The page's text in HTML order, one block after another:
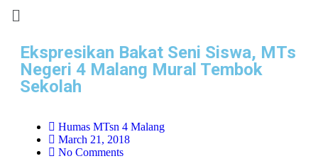
Ekspresikan Bakat Seni Siswa, MTs
Negeri 4 Malang Mural Tembok
Sekolah
Humas MTsn 4 Malang
March 21, 2018
No Comments